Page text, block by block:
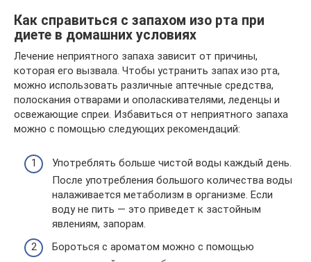
Как справиться с запахом изо рта при
диете в домашних условиях
Лечение неприятного запаха зависит от причины,
которая его вызвала. Чтобы устранить запах изо рта,
можно использовать различные аптечные средства,
полоскания отварами и ополаскивателями, леденцы и
освежающие спреи. Избавиться от неприятного запаха
можно с помощью следующих рекомендаций:
Употреблять больше чистой воды каждый день.
После употребления большого количества воды
налаживается метаболизм в организме. Если
воду не пить — это приведет к застойным
явлениям, запорам.
Бороться с ароматом можно с помощью